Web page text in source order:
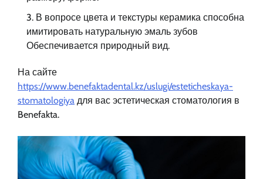
В вопросе цвета и текстуры керамика способна
имитировать натуральную эмаль зубов
Обеспечивается природный вид.
На сайте
https://www.benefaktadental.kz/uslugi/esteticheskaya-
stomatologiya для вас эстетическая стоматология в
Benefakta.